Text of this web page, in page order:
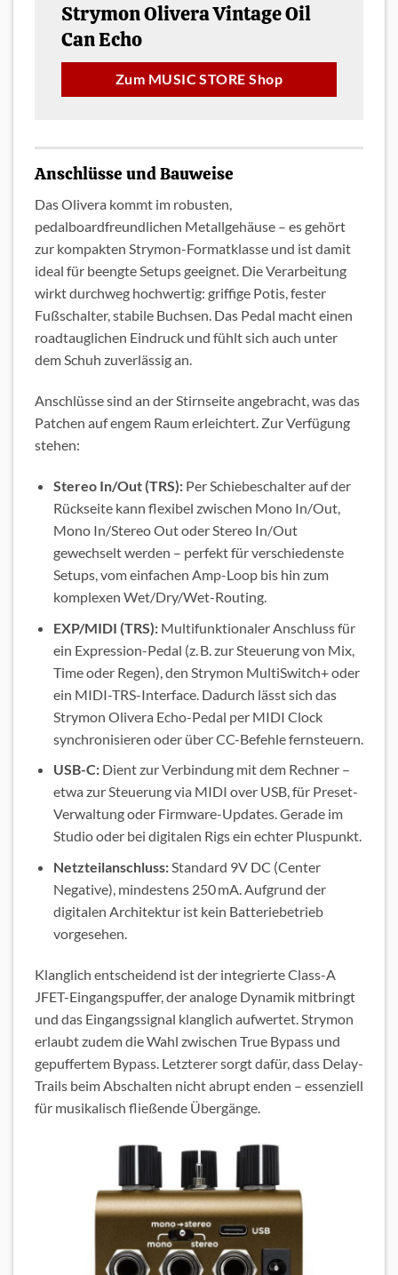
Strymon Olivera Vintage Oil
Can Echo
Zum MUSIC STORE Shop
Anschlüsse und Bauweise
Das Olivera kommt im robusten,
pedalboardfreundlichen Metallgehäuse – es gehört
zur kompakten Strymon-Formatklasse und ist damit
ideal für beengte Setups geeignet. Die Verarbeitung
wirkt durchweg hochwertig: griffige Potis, fester
Fußschalter, stabile Buchsen. Das Pedal macht einen
roadtauglichen Eindruck und fühlt sich auch unter
dem Schuh zuverlässig an.
Anschlüsse sind an der Stirnseite angebracht, was das
Patchen auf engem Raum erleichtert. Zur Verfügung
stehen:
Stereo In/Out (TRS):Per Schiebeschalter auf der
Rückseite kann flexibel zwischen Mono In/Out,
Mono In/Stereo Out oder Stereo In/Out
gewechselt werden – perfekt für verschiedenste
Setups, vom einfachen Amp-Loop bis hin zum
komplexen Wet/Dry/Wet-Routing.
EXP/MIDI (TRS):Multifunktionaler Anschluss für
ein Expression-Pedal (z. B. zur Steuerung von Mix,
Time oder Regen), den Strymon MultiSwitch+ oder
ein MIDI-TRS-Interface. Dadurch lässt sich das
Strymon Olivera Echo-Pedal per MIDI Clock
synchronisieren oder über CC-Befehle fernsteuern.
USB-C:Dient zur Verbindung mit dem Rechner –
etwa zur Steuerung via MIDI over USB, für Preset-
Verwaltung oder Firmware-Updates. Gerade im
Studio oder bei digitalen Rigs ein echter Pluspunkt.
Netzteilanschluss:Standard 9V DC (Center
Negative), mindestens 250 mA. Aufgrund der
digitalen Architektur ist kein Batteriebetrieb
vorgesehen.
Klanglich entscheidend ist der integrierte Class-A
JFET-Eingangspuffer, der analoge Dynamik mitbringt
und das Eingangssignal klanglich aufwertet. Strymon
erlaubt zudem die Wahl zwischen True Bypass und
gepuffertem Bypass. Letzterer sorgt dafür, dass Delay-
Trails beim Abschalten nicht abrupt enden – essenziell
für musikalisch fließende Übergänge.